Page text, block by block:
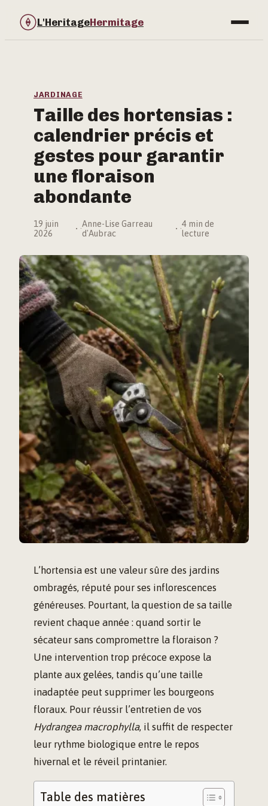
L'HeritageHermitage
Immobilier
Jardinage
Maison & Déco
JARDINAGE
Taille des hortensias :
calendrier précis et
gestes pour garantir
une floraison
abondante
19 juin
2026
·Anne-Lise Garreau
d'Aubrac
·4 min de
lecture
L’hortensia est une valeur sûre des jardins
ombragés, réputé pour ses inflorescences
généreuses. Pourtant, la question de sa taille
revient chaque année : quand sortir le
sécateur sans compromettre la floraison ?
Une intervention trop précoce expose la
plante aux gelées, tandis qu’une taille
inadaptée peut supprimer les bourgeons
floraux. Pour réussir l’entretien de vos
Hydrangea macrophylla, il suffit de respecter
leur rythme biologique entre le repos
hivernal et le réveil printanier.
Table des matières